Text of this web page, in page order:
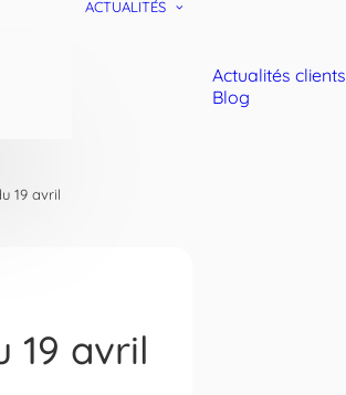
ACTUALITÉS
Actualités clients
Blog
19 avril
19 avril